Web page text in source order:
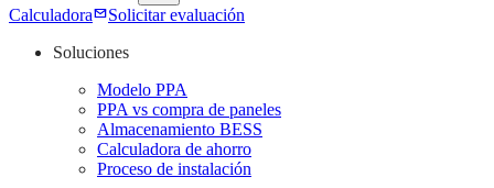
Calculadora
Solicitar evaluación
Soluciones
Modelo PPA
PPA vs compra de paneles
Almacenamiento BESS
Calculadora de ahorro
Proceso de instalación